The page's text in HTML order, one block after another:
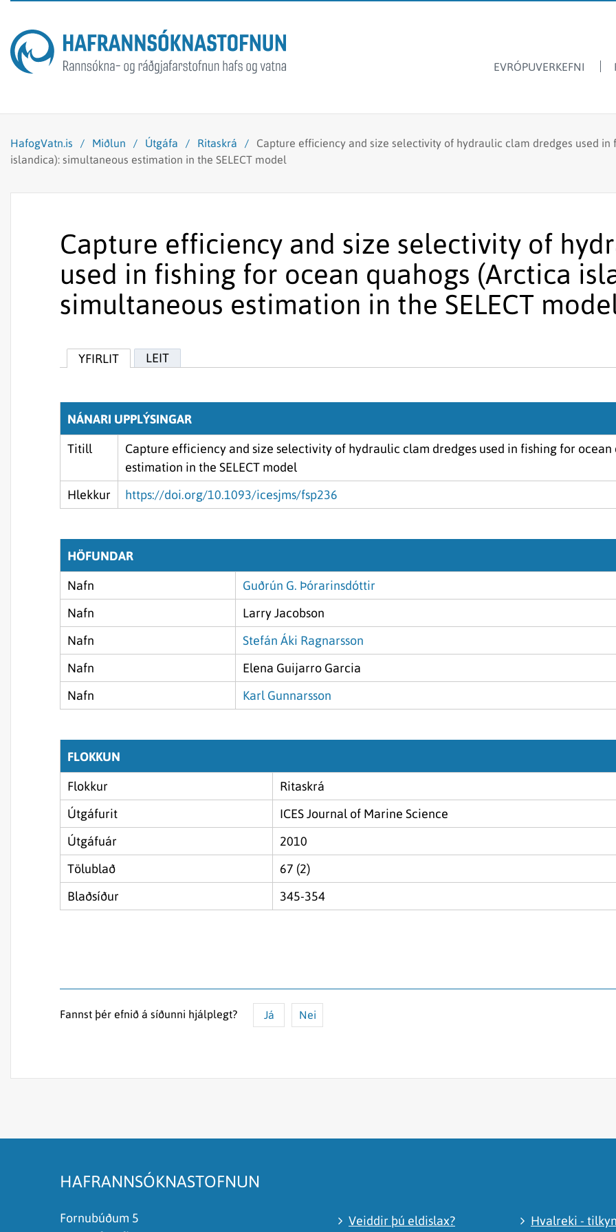
EVRÓPUVERKEFNI
Dýrasvif
Stangveiði
Framandi sjávarlífverur
Hvalarannsóknir
Kolmunni
Ársskýrslur
tölur
Hafrannsóknastofnun
Laus störf
HafogVatn.is / Miðlun / Útgáfa / Ritaskrá /
Capture efficiency and size selectivity of hydraulic clam dredges used in
islandica): simultaneous estimation in the SELECT model
Capture efficiency and size selectivity of
used in fishing for ocean quahogs (Arctica
simultaneous estimation in the SELECT
YFIRLIT LEIT
NÁNARI UPPLÝSINGAR
Titill
Capture efficiency and size selectivity of hydraulic clam dredges used in fishing for
estimation in the SELECT model
Hlekkur
https://doi.org/10.1093/icesjms/fsp236
HÖFUNDAR
Nafn
Guðrún G. Þórarinsdóttir
Nafn
Larry Jacobson
Nafn
Stefán Áki Ragnarsson
Nafn
Elena Guijarro Garcia
Nafn
Karl Gunnarsson
FLOKKUN
Flokkur
Ritaskrá
Útgáfurit
ICES Journal of Marine Science
Útgáfuár
2010
Tölublað
67 (2)
Blaðsíður
345-354
Fannst þér efnið á síðunni hjálplegt? Já Nei
HAFRANNSÓKNASTOFNUN
Fornubúðum 5
Veiddir þú eldislax? Hvalreki -